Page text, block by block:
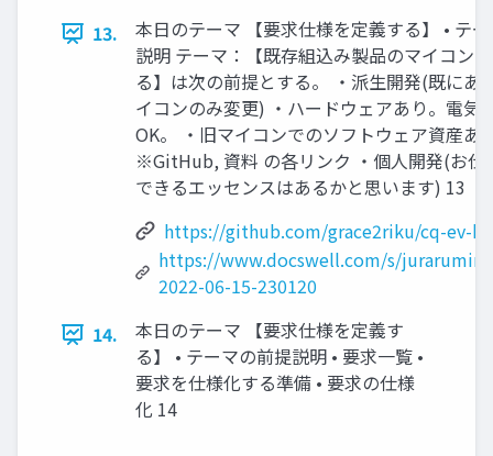
13.
本日のテーマ 【要求仕様を定義する】 • テ
説明 テーマ：【既存組込み製品のマイコン
る】は次の前提とする。 ・派生開発(既にあ
イコンのみ変更) ・ハードウェアあり。電気
OK。 ・旧マイコンでのソフトウェア資産あ
※GitHub, 資料 の各リンク ・個人開発(お仕
できるエッセンスはあるかと思います) 13
https://github.com/grace2riku/cq-ev-
https://www.docswell.com/s/
2022-06-15-230120
14.
本日のテーマ 【要求仕様を定義す
る】 • テーマの前提説明 • 要求一覧 •
要求を仕様化する準備 • 要求の仕様
化 14